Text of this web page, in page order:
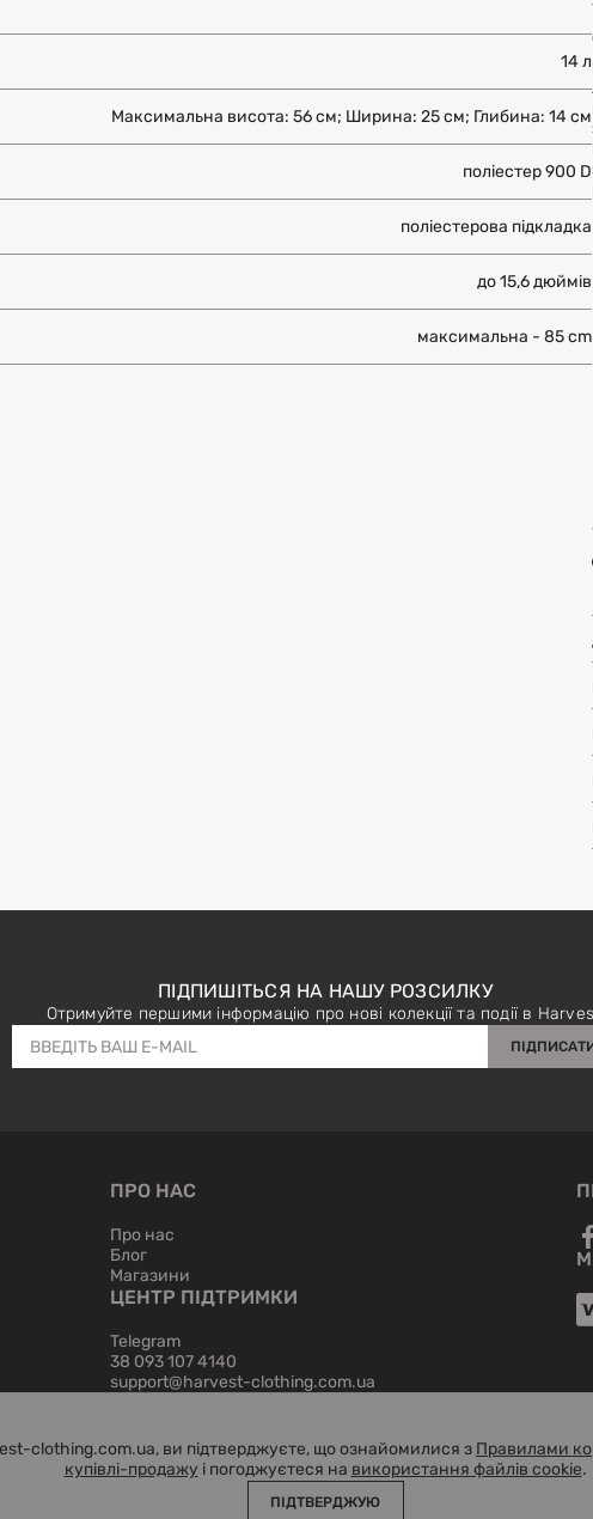
14 л
Максимальна висота: 56 см; Ширина: 25 см; Глибина: 14 см
поліестер 900 D
поліестерова підкладка
до 15,6 дюймів
максимальна - 85 cm
ПІДПИШІТЬСЯ НА НАШУ РОЗСИЛКУ
Отримуйте першими інформацію про нові колекції та події в
ПРО НАС
Про нас
Блог
Магазини
ЦЕНТР ПІДТРИМКИ
Telegram
38 093 107 4140
support@harvest-clothing.com.ua
clothing.com.ua, ви підтверджуєте, що ознайомилися зПравилами
купівлі-продажуі погоджуєтеся навикористання файлів cookie.
ПІДТВЕРДЖУЮ